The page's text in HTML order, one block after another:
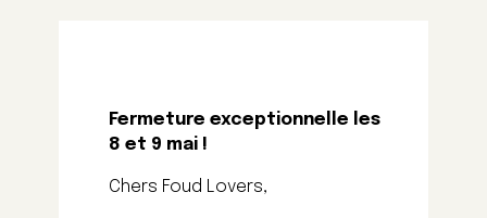
Fermeture exceptionnelle les
8 et 9 mai !
Chers Foud Lovers,